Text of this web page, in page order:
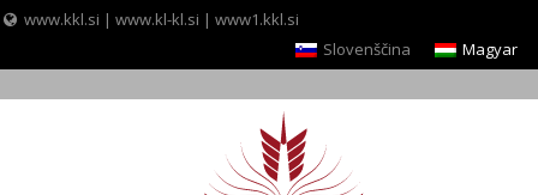
www.kkl.si | www.kl-kl.si | www1.kkl.si
Slovenščina
Magyar